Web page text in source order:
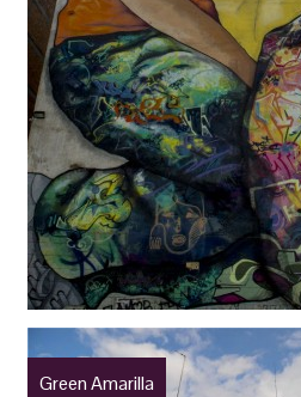
Green Amarilla